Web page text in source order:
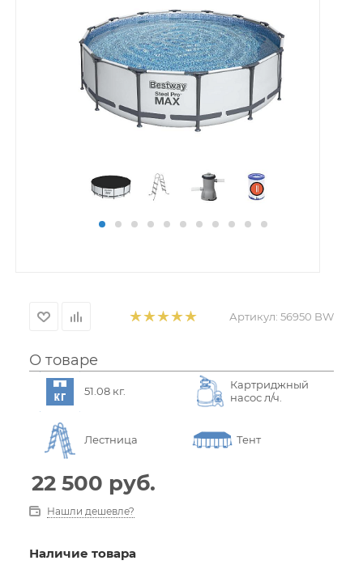
Артикул: 56950 BW
О товаре
51.08 кг.
Картриджный
насос л/ч.
Лестница Тент
22 500 руб.
Нашли дешевле?
Наличие товара